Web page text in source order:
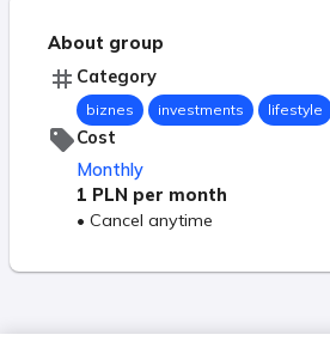
About group
Category
biznes investments lifestyle
Cost
Monthly
1 PLN per month
• Cancel anytime